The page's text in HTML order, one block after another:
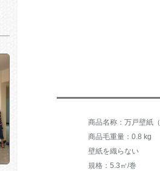
商品毛重量：0.8 kg
壁紙を織らない
規格：5.3㎡/巻